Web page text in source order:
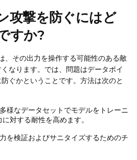
攻撃を防ぐにはど
すか?
、その出力を操作する可能性のある敵
なります。では、問題はデータポイ
ぐかということです。方法は次のと
多様なデータセットでモデルをトレーニ
対する耐性を高めます。
を検証およびサニタイズするためのチ